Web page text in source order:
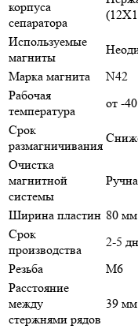
корпуса
сепаратора
Используемые
магниты
Марка магнита
N42
Рабочая
температура
от -
Срок
размагничивания
Очистка
магнитной
системы
Ширина пластин 80 мм
Срок
производства
2-5
Резьба
М6
Расстояние
между
стержнями рядов
39 мм